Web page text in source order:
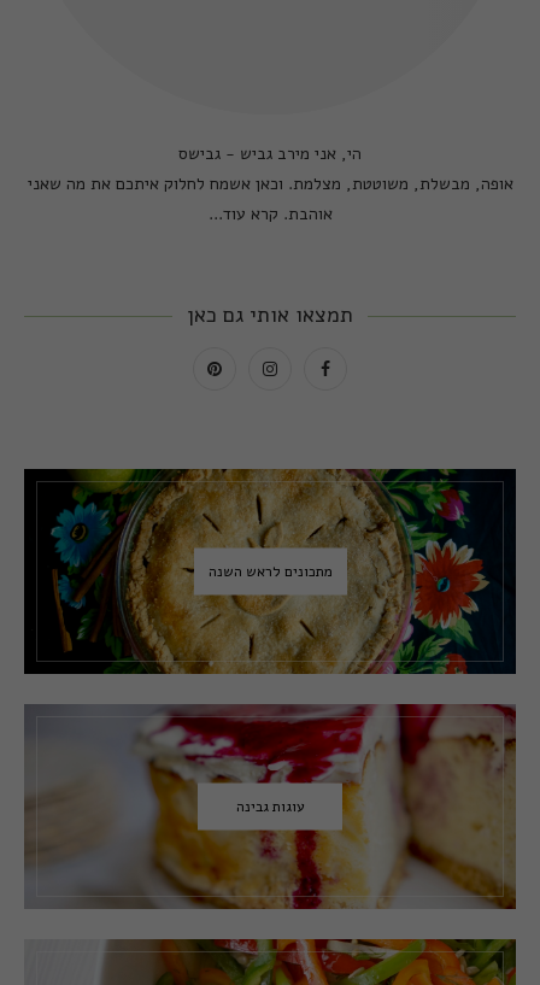
הי, אני מירב גביש - גבישס
אופה, מבשלת, משוטטת, מצלמת. וכאן אשמח לחלוק איתכם את מה שאני
אוהבת. קרא עוד...
תמצאו אותי גם כאן
מתכונים לראש השנה
עוגות גבינה